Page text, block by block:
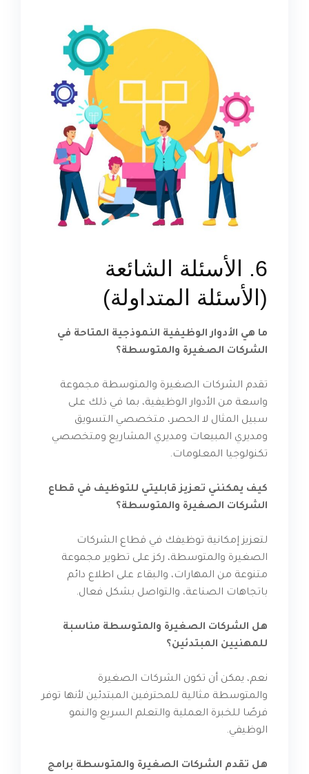
6. الأسئلة الشائعة
(الأسئلة المتداولة)
ما هي الأدوار الوظيفية النموذجية المتاحة في
الشركات الصغيرة والمتوسطة؟
تقدم الشركات الصغيرة والمتوسطة مجموعة
واسعة من الأدوار الوظيفية، بما في ذلك على
سبيل المثال لا الحصر، متخصصي التسويق
ومديري المبيعات ومديري المشاريع ومتخصصي
تكنولوجيا المعلومات.
كيف يمكنني تعزيز قابليتي للتوظيف في قطاع
الشركات الصغيرة والمتوسطة؟
لتعزيز إمكانية توظيفك في قطاع الشركات
الصغيرة والمتوسطة، ركز على تطوير مجموعة
متنوعة من المهارات، والبقاء على اطلاع دائم
باتجاهات الصناعة، والتواصل بشكل فعال.
هل الشركات الصغيرة والمتوسطة مناسبة
للمهنيين المبتدئين؟
نعم، يمكن أن تكون الشركات الصغيرة
والمتوسطة مثالية للمحترفين المبتدئين لأنها توفر
فرصًا للخبرة العملية والتعلم السريع والنمو
الوظيفي.
هل تقدم الشركات الصغيرة والمتوسطة برامج